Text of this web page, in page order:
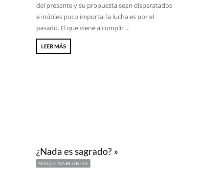
del presente y su propuesta sean disparatados
e inútiles poco importa: la lucha es por el
pasado. El que viene a cumplir ...
LEER MÁS
¿Nada es sagrado? »
MÁQUINABLANDA